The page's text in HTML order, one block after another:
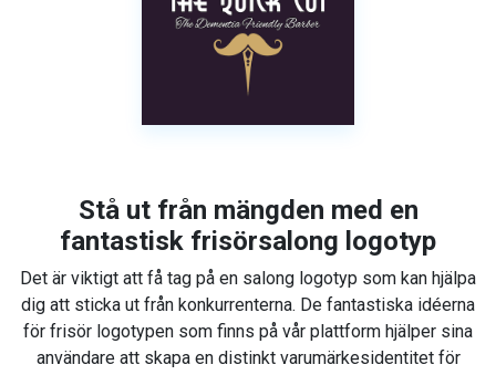
Stå ut från mängden med en
fantastisk frisörsalong logotyp
Det är viktigt att få tag på en salong logotyp som kan hjälpa
dig att sticka ut från konkurrenterna. De fantastiska idéerna
för frisör logotypen som finns på vår plattform hjälper sina
användare att skapa en distinkt varumärkesidentitet för